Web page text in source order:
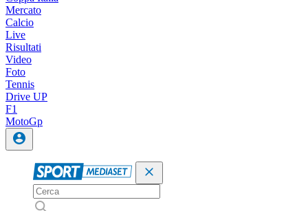
Mercato
Calcio
Live
Risultati
Video
Foto
Tennis
Drive UP
F1
MotoGp